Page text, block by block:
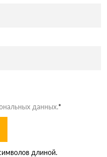
данных.*
длиной.